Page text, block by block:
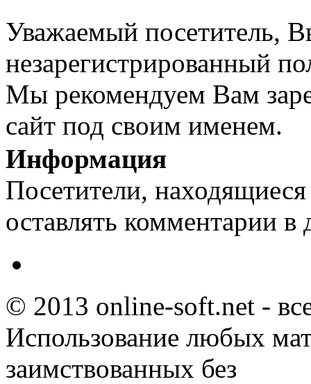
Уважаемый посетитель,
незарегистрированный
Мы рекомендуем Вам
сайт под своим именем.
Информация
Посетители,
оставлять комментарии в
© 2013 online-soft.net -
Использование любых
заимствованных без